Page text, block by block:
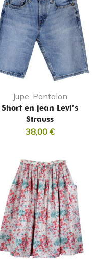
Jupe, Pantalon
Short en jean Levi’s
Strauss
38,00 €